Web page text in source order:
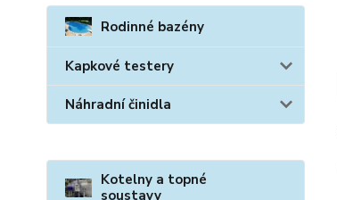
Rodinné bazény
Kapkové testery
Náhradní činidla
Kotelny a topné
soustavy